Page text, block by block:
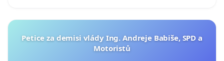
Petice za demisi vlády Ing. Andreje Babiše, SPD a
Motoristů